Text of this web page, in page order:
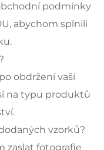
podmínky
abychom splnili
obdržení vaší
na typu produktů
vzorků?
zaslat fotografie